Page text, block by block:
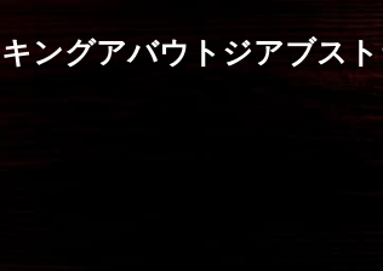
ングアバウトジアブス